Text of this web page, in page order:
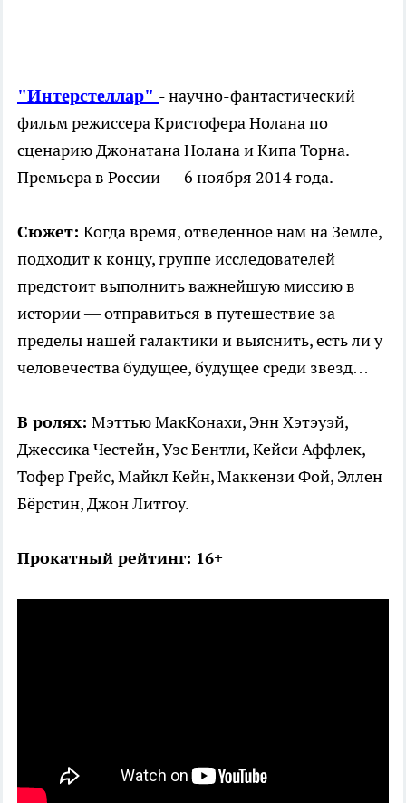
"Интерстеллар" - научно-фантастический
фильм режиссера Кристофера Нолана по
сценарию Джонатана Нолана и Кипа Торна.
Премьера в России — 6 ноября 2014 года.
Сюжет: Когда время, отведенное нам на Земле,
подходит к концу, группе исследователей
предстоит выполнить важнейшую миссию в
истории — отправиться в путешествие за
пределы нашей галактики и выяснить, есть ли у
человечества будущее, будущее среди звезд…
В ролях: Мэттью МакКонахи, Энн Хэтэуэй,
Джессика Честейн, Уэс Бентли, Кейси Аффлек,
Тофер Грейс, Майкл Кейн, Маккензи Фой, Эллен
Бёрстин, Джон Литгоу.
Прокатный рейтинг: 16+